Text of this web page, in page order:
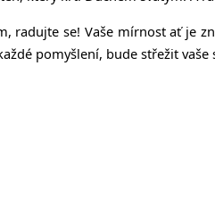
radujte se! Vaše mírnost ať je
pomyšlení, bude střežit vaše